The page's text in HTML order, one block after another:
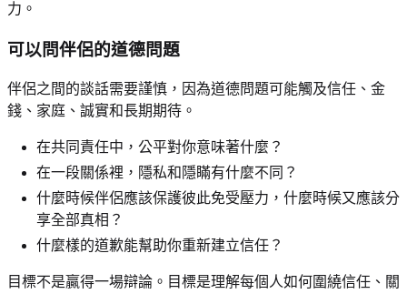
力。
可以問伴侶的道德問題
伴侶之間的談話需要謹慎，因為道德問題可能觸及信任、金
錢、家庭、誠實和長期期待。
在共同責任中，公平對你意味著什麼？
在一段關係裡，隱私和隱瞞有什麼不同？
什麼時候伴侶應該保護彼此免受壓力，什麼時候又應該分
享全部真相？
什麼樣的道歉能幫助你重新建立信任？
目標不是贏得一場辯論。目標是理解每個人如何圍繞信任、關